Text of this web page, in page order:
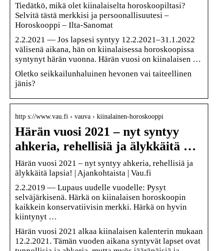
Tiedätkö, mikä olet kiinalaiselta horoskoopiltasi?
Selvitä tästä merkkisi ja persoonallisuutesi –
Horoskooppi – Ilta-Sanomat
2.2.2021 — Jos lapsesi syntyy 12.2.2021–31.1.2022
välisenä aikana, hän on kiinalaisessa horoskoopissa
syntynyt härän vuonna. Härän vuosi on kiinalaisen …
Oletko seikkailunhaluinen hevonen vai taiteellinen
jänis?
http s://www.vau.fi › vauva › kiinalainen-horoskooppi
Härän vuosi 2021 – nyt syntyy
ahkeria, rehellisiä ja älykkäitä …
Härän vuosi 2021 – nyt syntyy ahkeria, rehellisiä ja
älykkäitä lapsia! | Ajankohtaista | Vau.fi
2.2.2019 — Lupaus uudelle vuodelle: Pysyt
selväjärkisenä. Härkä on kiinalaisen horoskoopin
kaikkein konservatiivisin merkki. Härkä on hyvin
kiintynyt …
Härän vuosi 2021 alkaa kiinalaisen kalenterin mukaan
12.2.2021. Tämän vuoden aikana syntyvät lapset ovat